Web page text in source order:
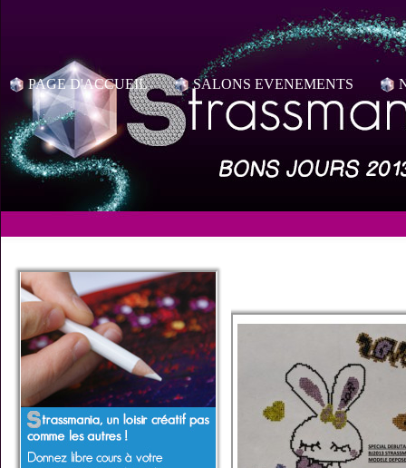
PAGE D'ACCUEIL SALONS EVENEMENTS